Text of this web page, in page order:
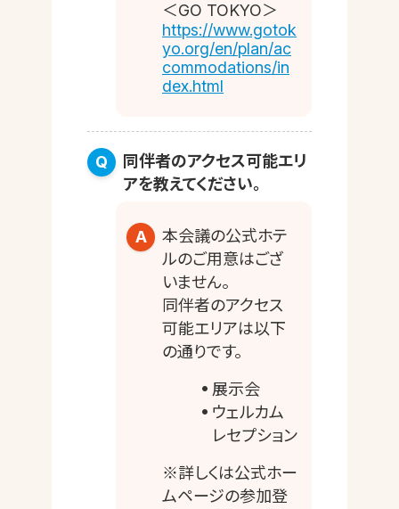
＜GO TOKYO＞
https://www.gotok
yo.org/en/plan/ac
commodations/in
dex.html
同伴者のアクセス可能エリ
アを教えてください。
本会議の公式ホテ
ルのご用意はござ
いません。
同伴者のアクセス
可能エリアは以下
の通りです。
展示会
ウェルカム
レセプション
※詳しくは公式ホー
ムページの参加登